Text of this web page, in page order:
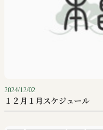
2024/12/02
１２月１月スケジュール